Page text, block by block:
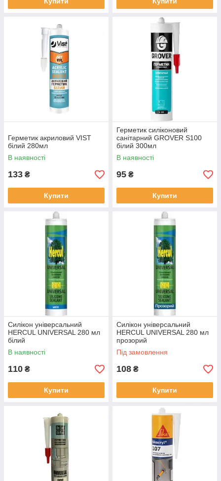
Герметик акриловий VIST
білий 280мл
В наявності
133 ₴
Купити
Герметик силіконовий
санітарний GROVER S100
білий 300мл
В наявності
95 ₴
Купити
Силікон універсальний
HERCUL UNIVERSAL 280 мл
білий
В наявності
110 ₴
Купити
Силікон універсальний
HERCUL UNIVERSAL 280 мл
прозорий
Під замовлення
108 ₴
Купити